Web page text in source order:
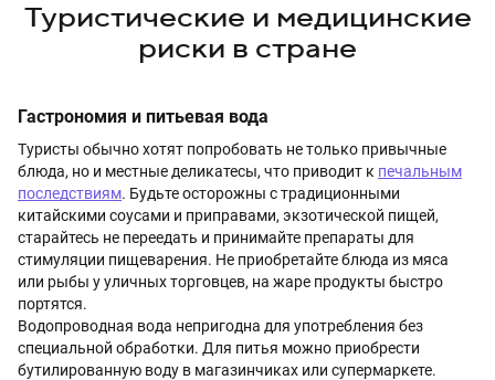
Туристические и медицинские
риски в стране
Гастрономия и питьевая вода
Туристы обычно хотят попробовать не только привычные
блюда, но и местные деликатесы, что приводит к печальным
последствиям. Будьте осторожны с традиционными
китайскими соусами и приправами, экзотической пищей,
старайтесь не переедать и принимайте препараты для
стимуляции пищеварения. Не приобретайте блюда из мяса
или рыбы у уличных торговцев, на жаре продукты быстро
портятся.
Водопроводная вода непригодна для употребления без
специальной обработки. Для питья можно приобрести
бутилированную воду в магазинчиках или супермаркете.